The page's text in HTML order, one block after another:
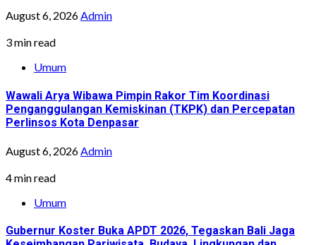
August 6, 2026Admin
3 min read
Umum
Wawali Arya Wibawa Pimpin Rakor Tim Koordinasi
Penganggulangan Kemiskinan (TKPK) dan Percepatan
Perlinsos Kota Denpasar
August 6, 2026Admin
4 min read
Umum
Gubernur Koster Buka APDT 2026, Tegaskan Bali Jaga